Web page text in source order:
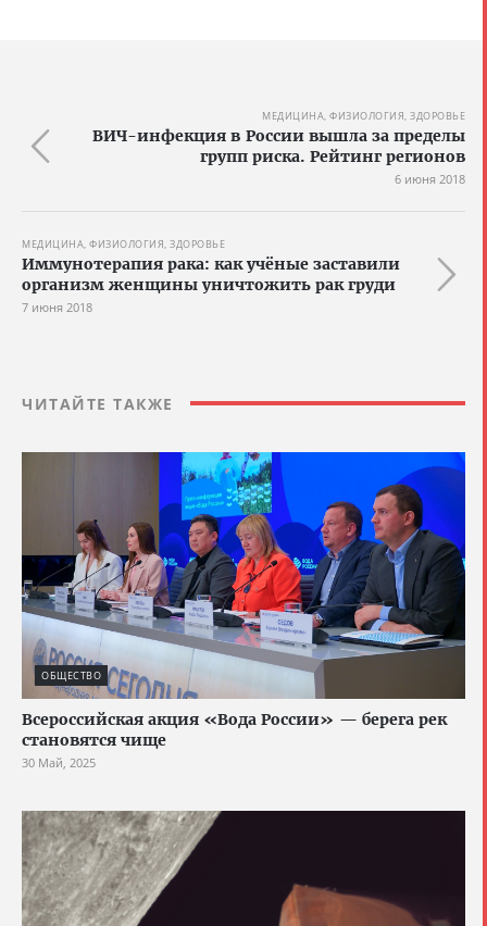
МЕДИЦИНА, ФИЗИОЛОГИЯ, ЗДОРОВЬЕ
ВИЧ-инфекция в России вышла за пределы
групп риска. Рейтинг регионов
6 июня 2018
МЕДИЦИНА, ФИЗИОЛОГИЯ, ЗДОРОВЬЕ
Иммунотерапия рака: как учёные заставили
организм женщины уничтожить рак груди
7 июня 2018
ЧИТАЙТЕ ТАКЖЕ
ОБЩЕСТВО
Всероссийская акция «Вода России» — берега рек
становятся чище
30 Май, 2025